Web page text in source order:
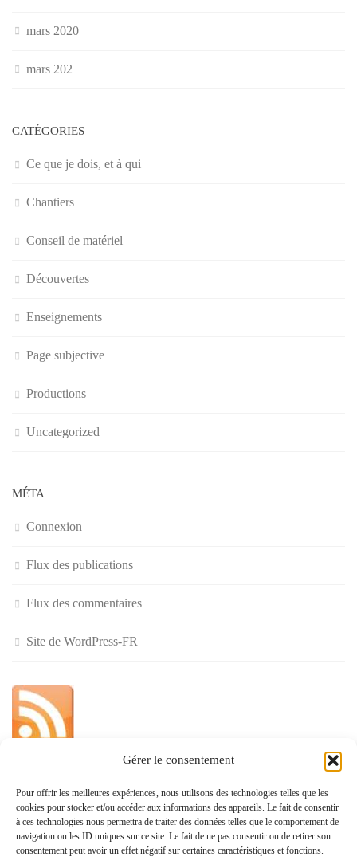
Gérer le consentement
Pour offrir les meilleures expériences, nous utilisons des technologies telles que les
cookies pour stocker et/ou accéder aux informations des appareils. Le fait de consentir
à ces technologies nous permettra de traiter des données telles que le comportement de
navigation ou les ID uniques sur ce site. Le fait de ne pas consentir ou de retirer son
consentement peut avoir un effet négatif sur certaines caractéristiques et fonctions.
mars 2020
mars 202
CATÉGORIES
Ce que je dois, et à qui
Chantiers
Conseil de matériel
Découvertes
Enseignements
Page subjective
Productions
Uncategorized
MÉTA
Connexion
Flux des publications
Flux des commentaires
Site de WordPress-FR
»
Politique de confidentialité